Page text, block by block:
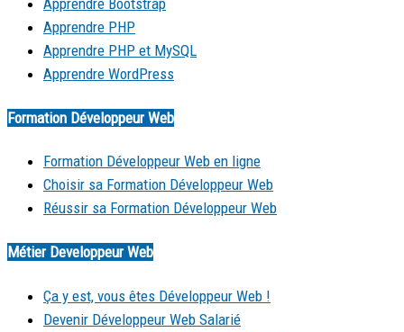
Apprendre Bootstrap
Apprendre PHP
Apprendre PHP et MySQL
Apprendre WordPress
Formation Développeur Web
Formation Développeur Web en ligne
Choisir sa Formation Développeur Web
Réussir sa Formation Développeur Web
Métier Developpeur Web
Ça y est, vous êtes Développeur Web !
Devenir Développeur Web Salarié